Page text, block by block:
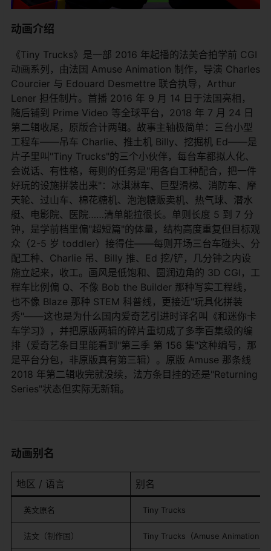
动画介绍
《Tiny Trucks》是一部 2016 年起播的法美合拍学前 CGI
动画系列，由法国 Amuse Animation 制作，导演 Charles
Courcier 与 Edouard Desmettre 联合执导，Arthur
Lener 担任制片。首播 2016 年 9 月 14 日于法国亮相，
随后铺到 Prime Video 等全球平台，2018 年 7 月 24 日
第二辑收尾，原版合计两辑。故事主轴极简单：三台小型
工程车——吊车 Charlie、推土机 Billy、挖掘机 Ed——是
片子里叫"Tiny Trucks"的三个小伙伴，每台车都拟人化、
会说话、有性格，每则的任务是"用各自工种配合，把一件
好玩的设施拼装出来"：冰淇淋车、巨型滑梯、消防车、摩
天轮、过山车、棉花糖机、泡泡糖贩卖机、热气球、潜水
艇、电影院、医院……清单能拉很长。单则长度 5 到 7 分
钟，是学前档里偏"超短篇"的体量，结构高度重复但目标观
众（2-5 岁 toddler）接得住——每则开场三台车碰头、分
配工种、Charlie 吊、Billy 推、Ed 挖/铲，几分钟之内设
施立起来，收工。画风是低饱和、圆润边角的 3D CGI，工
程车比例偏 Q、不像 Bob the Builder 那种写实工程线，
也不像 Blaze 那种 STEM 科普线，更接近"玩具化拼装
秀"——这也是为什么国内爱奇艺引进时译名叫《和迷你卡
车学习》，并把原版两辑的碎片重切成了多季百集级的编
排（爱奇艺条目里能看到"第三季 第 156 集"这种编号，那
是平台分包，非原版真有第三辑）。原版 Amuse 那条线
2018 年第二辑收完就没续，法方条目挂的还是"Returning
Series"状态但实际无新辑。
动画别名
地区 / 语言 别名
英文原名 Tiny Trucks
法文（制作国） Tiny Trucks（Amuse Animation 条